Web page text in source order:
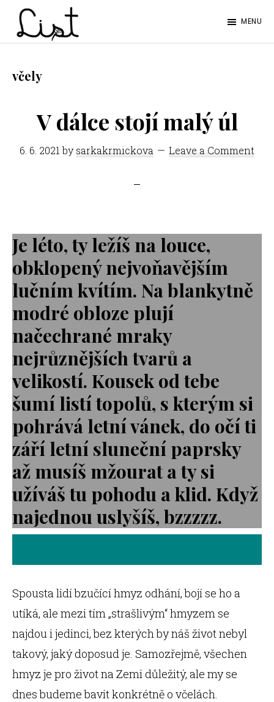
Skip
content
Skip
LIST
časopis
Litoměřice
MENU
včely
V dálce stojí malý úl
6. 6. 2021 by sarkakrmickova Leave a Comment
Je léto, ty ležíš na louce,
obklopený nejvoňavějším
lučním kvítím. Na blankytně
modré obloze plují
načechrané mraky
nejrůznějších tvarů a
velikostí. Kousek od tebe
šumí listí topolů, s kterým si
pohrává letní vánek, do očí ti
září letní sluneční paprsky
až musíš mžourat a ty si
užíváš tu pohodu a klid. Když
najednou uslyšíš, bzzzzz.
Spousta lidí bzučící hmyz odhání, bojí se ho a
utíká, ale mezi tím „strašlivým“ hmyzem se
najdou i jedinci, bez kterých by náš život nebyl
takový, jaký doposud je. Samozřejmě, všechen
hmyz je pro život na Zemi důležitý, ale my se
dnes budeme bavit konkrétně o včelách.